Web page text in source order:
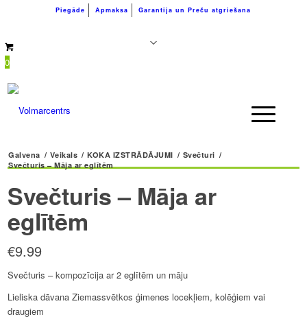
Piegāde Apmaksa Garantija un Preču atgriešana
0
Galvena / Veikals / KOKA IZSTRĀDĀJUMI / Svečturi /
Svečturis – Māja ar eglītēm
Svečturis – Māja ar
eglītēm
€9.99
Svečturis – kompozīcija ar 2 eglītēm un māju
Lieliska dāvana Ziemassvētkos ģimenes locekļiem, kolēģiem vai
draugiem